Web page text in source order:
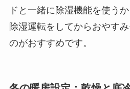
ドと一緒に除湿機能を使う
除湿運転をしてからおやす
のがおすすめです。